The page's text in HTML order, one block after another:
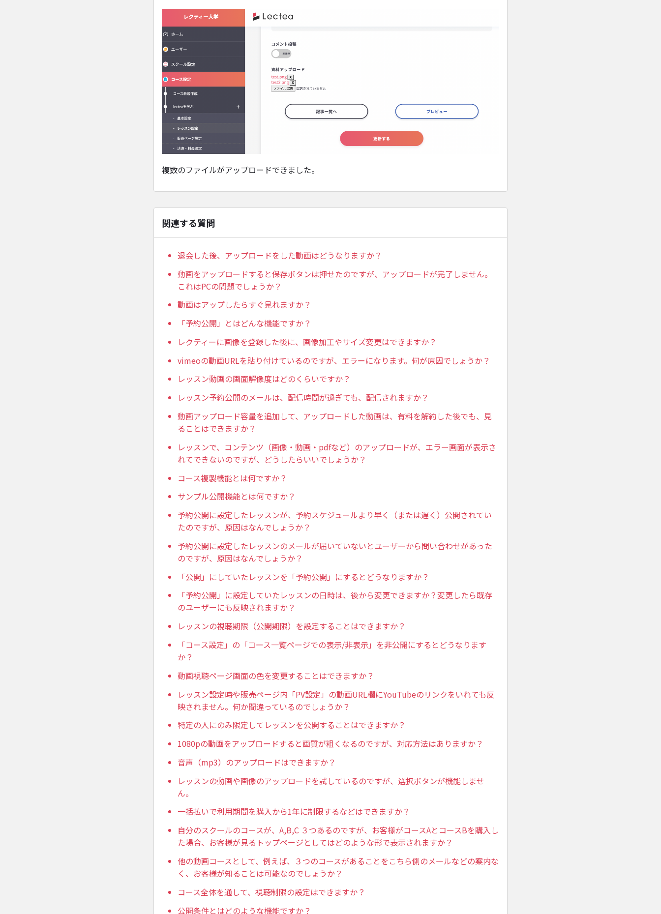
複数のファイルがアップロードできました。
関連する質問
退会した後、アップロードをした動画はどうなりますか？
動画をアップロードすると保存ボタンは押せたのですが、アップロードが完了しません。
これはPCの問題でしょうか？
動画はアップしたらすぐ見れますか？
「予約公開」とはどんな機能ですか？
レクティーに画像を登録した後に、画像加工やサイズ変更はできますか？
vimeoの動画URLを貼り付けているのですが、エラーになります。何が原因でしょうか？
レッスン動画の画面解像度はどのくらいですか？
レッスン予約公開のメールは、配信時間が過ぎても、配信されますか？
動画アップロード容量を追加して、アップロードした動画は、有料を解約した後でも、見
ることはできますか？
レッスンで、コンテンツ（画像・動画・pdfなど）のアップロードが、エラー画面が表示さ
れてできないのですが、どうしたらいいでしょうか？
コース複製機能とは何ですか？
サンプル公開機能とは何ですか？
予約公開に設定したレッスンが、予約スケジュールより早く（または遅く）公開されてい
たのですが、原因はなんでしょうか？
予約公開に設定したレッスンのメールが届いていないとユーザーから問い合わせがあった
のですが、原因はなんでしょうか？
「公開」にしていたレッスンを「予約公開」にするとどうなりますか？
「予約公開」に設定していたレッスンの日時は、後から変更できますか？変更したら既存
のユーザーにも反映されますか？
レッスンの視聴期限（公開期限）を設定することはできますか？
「コース設定」の「コース一覧ページでの表示/非表示」を非公開にするとどうなります
か？
動画視聴ページ画面の色を変更することはできますか？
レッスン設定時や販売ページ内「PV設定」の動画URL欄にYouTubeのリンクをいれても反
映されません。何か間違っているのでしょうか？
特定の人にのみ限定してレッスンを公開することはできますか？
1080pの動画をアップロードすると画質が粗くなるのですが、対応方法はありますか？
音声（mp3）のアップロードはできますか？
レッスンの動画や画像のアップロードを試しているのですが、選択ボタンが機能しませ
ん。
一括払いで利用期間を購入から1年に制限するなどはできますか？
自分のスクールのコースが、A,B,C ３つあるのですが、お客様がコースAとコースBを購入し
た場合、お客様が見るトップページとしてはどのような形で表示されますか？
他の動画コースとして、例えば、３つのコースがあることをこちら側のメールなどの案内な
く、お客様が知ることは可能なのでしょうか？
コース全体を通して、視聴制限の設定はできますか？
公開条件とはどのような機能ですか？